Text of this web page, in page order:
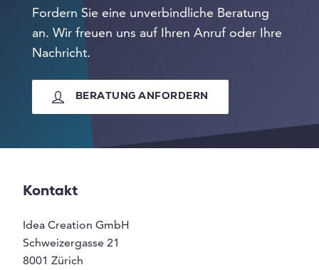
Fordern Sie eine unverbindliche Beratung
an. Wir freuen uns auf Ihren Anruf oder Ihre
Nachricht.
BERATUNG ANFORDERN
Kontakt
Idea Creation GmbH
Schweizergasse 21
8001 Zürich